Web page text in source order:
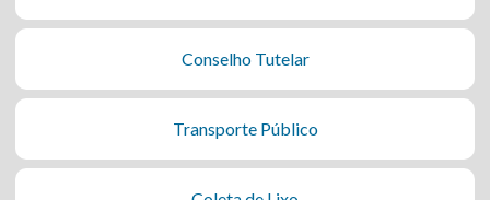
Conselho Tutelar
Transporte Público